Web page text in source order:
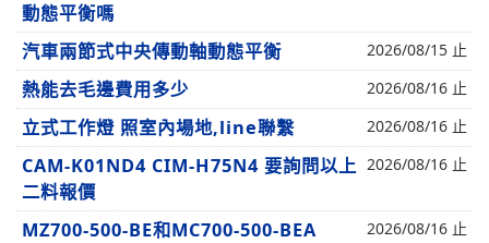
動態平衡嗎
汽車兩節式中央傳動軸動態平衡 2026/08/15 止
熱能去毛邊費用多少 2026/08/16 止
立式工作燈 照室內場地,line聯繫 2026/08/16 止
CAM-K01ND4 CIM-H75N4 要詢問以上
二料報價
2026/08/16 止
MZ700-500-BE和MC700-500-BEA 2026/08/16 止